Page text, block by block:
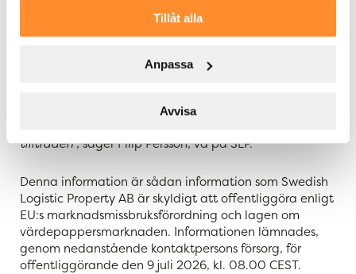
Tillåt alla
Anpassa
Avvisa
uppgick till 28 miljoner kronor under kvartalet.
Uthyrningsgraden uppgår till höga 95,7 procent och
den genomsnittliga återstående hyrestiden uppgår vid
kvartalets utgång till 6,8 år. Då ska man ha med sig
att flera av de nyligen tecknade hyresavtalen ännu
uthyrningsgrad, genomsnittlig återstående hyrestid
tillträden”,säger Filip Persson, vd på SLP.
Denna information är sådan information som Swedish
Logistic Property AB är skyldigt att offentliggöra enligt
EU:s marknadsmissbruksförordning och lagen om
värdepappersmarknaden. Informationen lämnades,
genom nedanstående kontaktpersons försorg, för
offentliggörande den 9 juli 2026, kl. 08.00 CEST.